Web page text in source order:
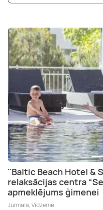
"Baltic Beach Hotel &
relaksācijas centra
apmeklējums ģimenei
Jūrmala, Vidzeme